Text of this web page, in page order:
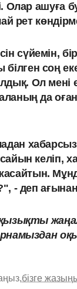
Олар ашуға
рет
сүйемін,
соң
Ол мені
да
келіп,
- деп
бізге